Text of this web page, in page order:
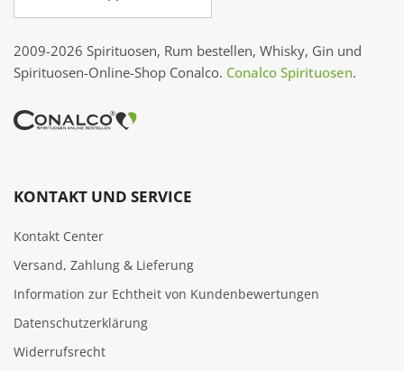
2009-2026 Spirituosen, Rum bestellen, Whisky, Gin und
Spirituosen-Online-Shop Conalco. Conalco Spirituosen.
KONTAKT UND SERVICE
Kontakt Center
Versand, Zahlung & Lieferung
Information zur Echtheit von Kundenbewertungen
Datenschutzerklärung
Widerrufsrecht